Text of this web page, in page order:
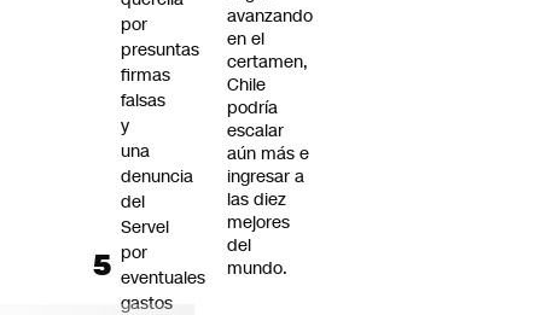
avanzando
en el
certamen,
Chile
podría
escalar
aún más e
ingresar a
las diez
mejores
del
mundo.
por
presuntas
firmas
falsas
y
una
denuncia
del
Servel
por
eventuales
gastos